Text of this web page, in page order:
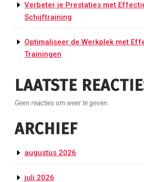
Verbeter je Prestaties met
Schijftraining
Optimaliseer de Werkplek met
Trainingen
LAATSTE
Geen reacties om weer te geven.
ARCHIEF
augustus 2026
juli 2026